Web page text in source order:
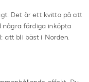
Det är ett kvitto på att
några färdiga inköpta
att bli bäst i Norden.